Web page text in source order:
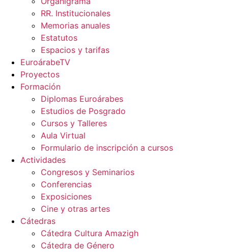
RR. Institucionales
Memorias anuales
Estatutos
Espacios y tarifas
EuroárabeTV
Proyectos
Formación
Diplomas Euroárabes
Estudios de Posgrado
Cursos y Talleres
Aula Virtual
Formulario de inscripción a cursos
Actividades
Congresos y Seminarios
Conferencias
Exposiciones
Cine y otras artes
Cátedras
Cátedra Cultura Amazigh
Cátedra de Género